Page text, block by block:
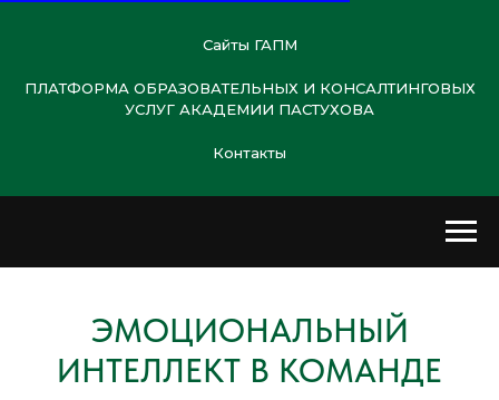
Сайты ГАПМ
ПЛАТФОРМА ОБРАЗОВАТЕЛЬНЫХ И КОНСАЛТИНГОВЫХ
УСЛУГ АКАДЕМИИ ПАСТУХОВА
Контакты
ЭМОЦИОНАЛЬНЫЙ
ИНТЕЛЛЕКТ В КОМАНДЕ